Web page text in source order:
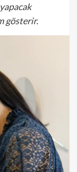
gösterir.